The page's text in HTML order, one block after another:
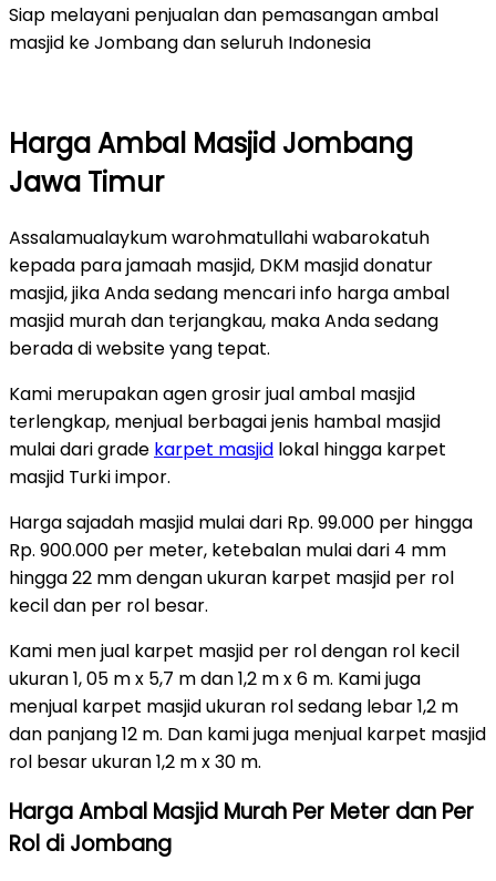
Siap melayani penjualan dan pemasangan ambal
masjid ke Jombang dan seluruh Indonesia
Harga Ambal Masjid Jombang
Jawa Timur
Assalamualaykum warohmatullahi wabarokatuh
kepada para jamaah masjid, DKM masjid donatur
masjid, jika Anda sedang mencari info harga ambal
masjid murah dan terjangkau, maka Anda sedang
berada di website yang tepat.
Kami merupakan agen grosir jual ambal masjid
terlengkap, menjual berbagai jenis hambal masjid
mulai dari grade karpet masjid lokal hingga karpet
masjid Turki impor.
Harga sajadah masjid mulai dari Rp. 99.000 per hingga
Rp. 900.000 per meter, ketebalan mulai dari 4 mm
hingga 22 mm dengan ukuran karpet masjid per rol
kecil dan per rol besar.
Kami men jual karpet masjid per rol dengan rol kecil
ukuran 1, 05 m x 5,7 m dan 1,2 m x 6 m. Kami juga
menjual karpet masjid ukuran rol sedang lebar 1,2 m
dan panjang 12 m. Dan kami juga menjual karpet masjid
rol besar ukuran 1,2 m x 30 m.
Harga Ambal Masjid Murah Per Meter dan Per
Rol di Jombang